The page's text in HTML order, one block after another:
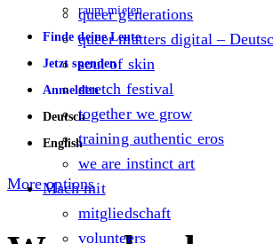
raum mieten
Finde deine Leute
Jetzt spenden
Anmelden
Deutsch
English
More options
queer generations
queer matters digital –
soul of skin
stretch festival
together we grow
training authentic eros
we are instinct art
Mach mit
mitgliedschaft
volunteers